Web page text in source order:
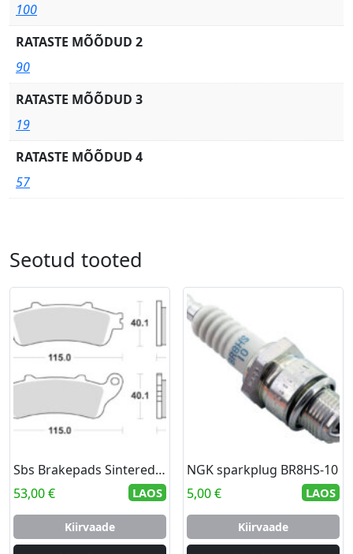
100
RATASTE MÕÕDUD 2
90
RATASTE MÕÕDUD 3
19
RATASTE MÕÕDUD 4
57
Seotud tooted
Sbs Brakepads Sintered rear
53,00€ LAOS
Kiirvaade
NGK sparkplug BR8HS-10
5,00€ LAOS
Kiirvaade